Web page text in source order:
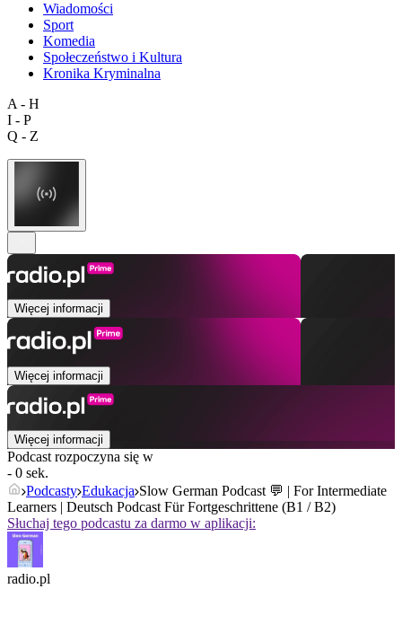
Wiadomości
Sport
Komedia
Społeczeństwo i Kultura
Kronika Kryminalna
A - H
I - P
Q - Z
Więcej informacji
Więcej informacji
Więcej informacji
Podcast rozpoczyna się w
- 0 sek.
Podcasty Edukacja Slow German Podcast 💬 | For Intermediate
Learners | Deutsch Podcast Für Fortgeschrittene (B1 / B2)
Słuchaj tego podcastu za darmo w aplikacji:
radio.pl